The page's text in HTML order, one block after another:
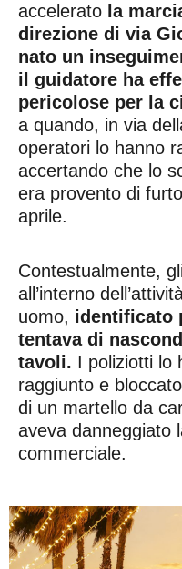
accelerato la
direzione di via
nato un
il guidatore ha
pericolose per la
a quando, in via
operatori lo hanno
accertando che lo
era provento di
aprile.
Contestualmente,
all’interno
uomo, identificato
tentava di
tavoli. I poliziotti lo
raggiunto e
di un martello da
aveva danneggiato
commerciale.